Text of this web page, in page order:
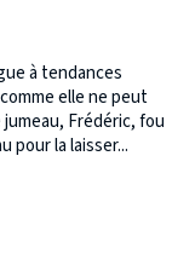
à tendances
elle ne peut
Frédéric, fou
pour la laisser...